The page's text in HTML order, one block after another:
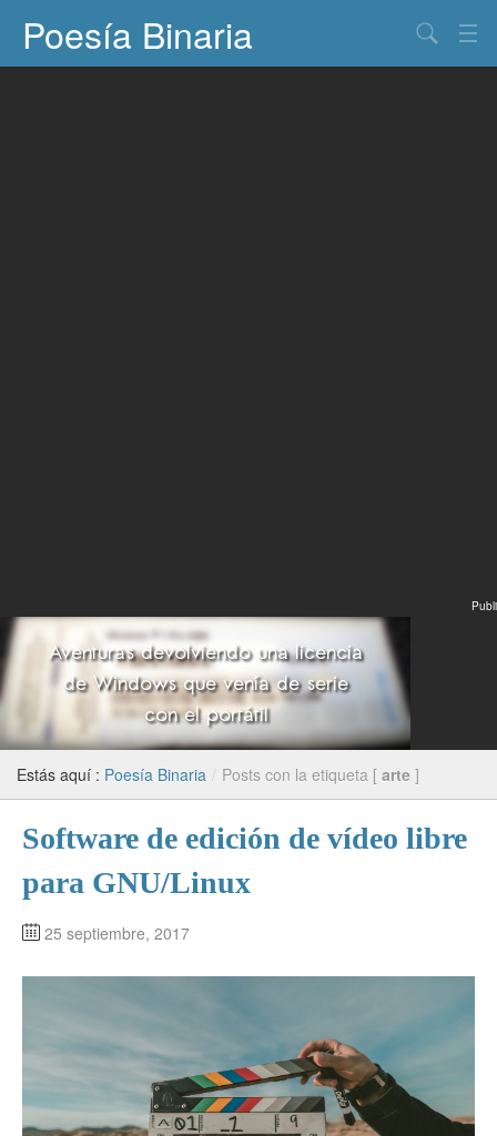
Poesía Binaria
Publi
Estás aquí : Poesía Binaria / Posts con la etiqueta [ arte ]
Software de edición de vídeo libre
para GNU/Linux
25 septiembre, 2017